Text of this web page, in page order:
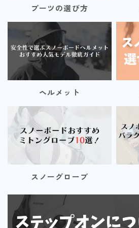
ブーツの選び方
ヘルメット
スノーグローブ